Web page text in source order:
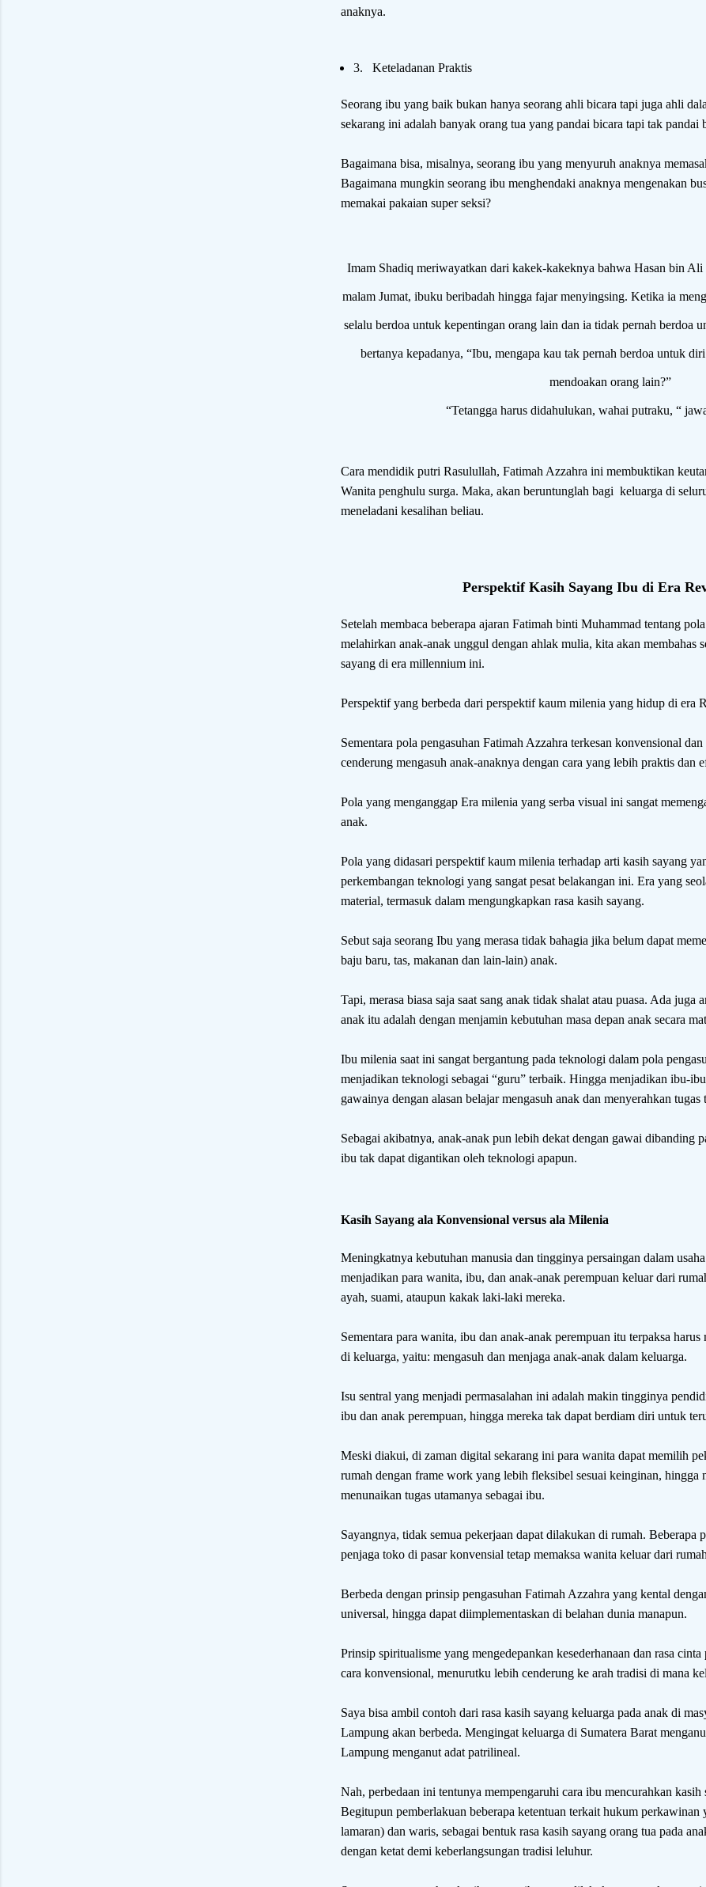
anaknya.
3. Keteladanan Praktis
Seorang ibu yang baik bukan hanya seorang ahli bicara tapi juga ahli
sekarang ini adalah banyak orang tua yang pandai bicara tapi tak pandai
Bagaimana bisa, misalnya, seorang ibu yang menyuruh anaknya
Bagaimana mungkin seorang ibu menghendaki anaknya mengenakan
memakai pakaian super seksi?
Imam Shadiq meriwayatkan dari kakek-kakeknya bahwa Hasan bin
malam Jumat, ibuku beribadah hingga fajar menyingsing. Ketika ia
selalu berdoa untuk kepentingan orang lain dan ia tidak pernah berdoa
bertanya kepadanya, “Ibu, mengapa kau tak pernah berdoa untuk
mendoakan orang lain?”
“Tetangga harus didahulukan, wahai putraku, “
Cara mendidik putri Rasulullah, Fatimah Azzahra ini membuktikan
Wanita penghulu surga. Maka, akan beruntunglah bagi keluarga di
meneladani kesalihan beliau.
Perspektif Kasih Sayang Ibu di Era
Setelah membaca beberapa ajaran Fatimah binti Muhammad tentang
melahirkan anak-anak unggul dengan ahlak mulia, kita akan membahas
sayang di era millennium ini.
Perspektif yang berbeda dari perspektif kaum milenia yang hidup di era
Sementara pola pengasuhan Fatimah Azzahra terkesan konvensional
cenderung mengasuh anak-anaknya dengan cara yang lebih praktis dan
Pola yang menganggap Era milenia yang serba visual ini sangat
anak.
Pola yang didasari perspektif kaum milenia terhadap arti kasih sayang
perkembangan teknologi yang sangat pesat belakangan ini. Era yang
material, termasuk dalam mengungkapkan rasa kasih sayang.
Sebut saja seorang Ibu yang merasa tidak bahagia jika belum dapat
baju baru, tas, makanan dan lain-lain) anak.
Tapi, merasa biasa saja saat sang anak tidak shalat atau puasa. Ada juga
anak itu adalah dengan menjamin kebutuhan masa depan anak secara
Ibu milenia saat ini sangat bergantung pada teknologi dalam pola
menjadikan teknologi sebagai “guru” terbaik. Hingga menjadikan ibu-
gawainya dengan alasan belajar mengasuh anak dan menyerahkan tugas
Sebagai akibatnya, anak-anak pun lebih dekat dengan gawai dibanding
ibu tak dapat digantikan oleh teknologi apapun.
Kasih Sayang ala Konvensional versus ala Milenia
Meningkatnya kebutuhan manusia dan tingginya persaingan dalam
menjadikan para wanita, ibu, dan anak-anak perempuan keluar dari
ayah, suami, ataupun kakak laki-laki mereka.
Sementara para wanita, ibu dan anak-anak perempuan itu terpaksa
di keluarga, yaitu: mengasuh dan menjaga anak-anak dalam keluarga.
Isu sentral yang menjadi permasalahan ini adalah makin tingginya
ibu dan anak perempuan, hingga mereka tak dapat berdiam diri untuk
Meski diakui, di zaman digital sekarang ini para wanita dapat memilih
rumah dengan frame work yang lebih fleksibel sesuai keinginan, hingga
menunaikan tugas utamanya sebagai ibu.
Sayangnya, tidak semua pekerjaan dapat dilakukan di rumah. Beberapa
penjaga toko di pasar konvensial tetap memaksa wanita keluar dari
Berbeda dengan prinsip pengasuhan Fatimah Azzahra yang kental
universal, hingga dapat diimplementaskan di belahan dunia manapun.
Prinsip spiritualisme yang mengedepankan kesederhanaan dan rasa
cara konvensional, menurutku lebih cenderung ke arah tradisi di mana
Saya bisa ambil contoh dari rasa kasih sayang keluarga pada anak di
Lampung akan berbeda. Mengingat keluarga di Sumatera Barat
Lampung menganut adat patrilineal.
Nah, perbedaan ini tentunya mempengaruhi cara ibu mencurahkan kasih
Begitupun pemberlakuan beberapa ketentuan terkait hukum
lamaran) dan waris, sebagai bentuk rasa kasih sayang orang tua pada
dengan ketat demi keberlangsungan tradisi leluhur.